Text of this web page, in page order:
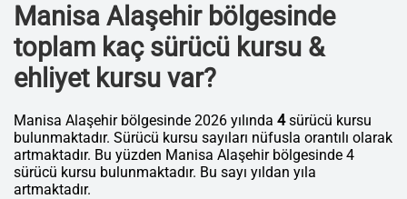
Manisa Alaşehir bölgesinde
toplam kaç sürücü kursu &
ehliyet kursu var?
Manisa Alaşehir bölgesinde 2026 yılında 4sürücü kursu
bulunmaktadır. Sürücü kursu sayıları nüfusla orantılı olarak
artmaktadır. Bu yüzden Manisa Alaşehir bölgesinde 4
sürücü kursu bulunmaktadır. Bu sayı yıldan yıla
artmaktadır.